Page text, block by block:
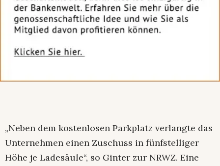
„Neben dem kostenlosen Parkplatz verlangte das
Unternehmen einen Zuschuss in fünfstelliger
Höhe je Ladesäule“, so Ginter zur NRWZ. Eine